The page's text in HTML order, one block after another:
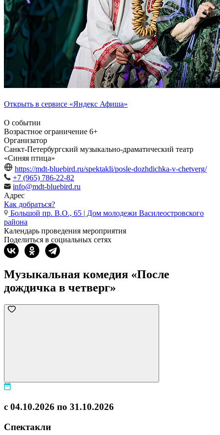
Открыть в сервисе «Яндекс Афиша»
О событии
Возрастное ограничение 6+
Организатор
Санкт-Петербургский музыкально-драматический театр
«Синяя птица»
https://mdt-bluebird.ru/spektakli/posle-dozhdichka-v-chetverg/
+7 (965) 786-22-82
info@mdt-bluebird.ru
Адрес
Как добраться?
Большой пр. В.О., 65 | Дом молодежи Василеостровского
района
Календарь проведения мероприятия
Поделиться в социальных сетях
Музыкальная комедия «После
дождичка в четверг»
с 04.10.2026 по 31.10.2026
Спектакли